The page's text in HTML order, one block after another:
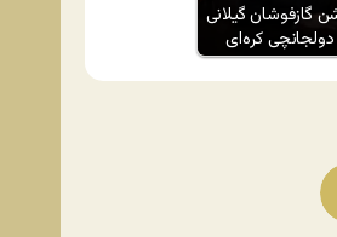
گازفوشان گیلانی
دولجانچی کره‌ای